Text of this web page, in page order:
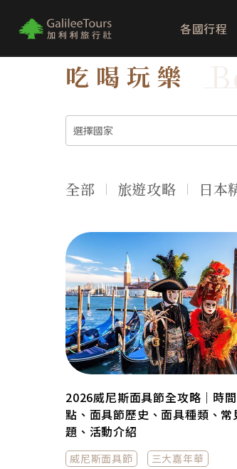
logo 各國行程
吃喝玩樂
全部 旅遊攻略 日本
2026威尼斯面具節全攻略｜時
點、面具節歷史、面具種類、常
題、活動介紹
威尼斯面具節
三大嘉年華